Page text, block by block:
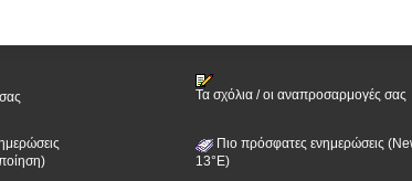
Τα σχόλια / οι αναπροσαρμογές σας
Πιο πρόσφατες ενημερώσεις
13°E)